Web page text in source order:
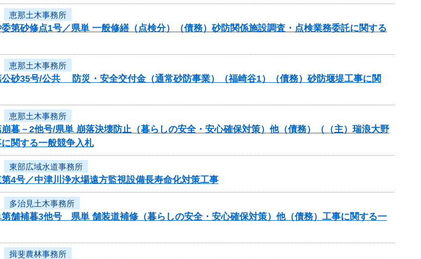
恵那土木事務所
委第砂修点1号／県単 一般修繕（点検分）（債務）砂防関係施設調査・点検業務委託に関する
恵那土木事務所
公砂35号/公共 防災・安全交付金（通常砂防事業）（福崎谷1）（債務）砂防堰堤工事に関
恵那土木事務所
崩暮－2他号/県単 崩落決壊防止（暮らしの安全・安心確保対策）他（債務）（（主）瑞浪大野
関する一般競争入札
東部広域水道事務所
第4号／中津川浄水場遠方監視設備長寿命化対策工事
多治見土木事務所
第舗補暮3他号 県単 舗装道補修（暮らしの安全・安心確保対策）他（債務）工事に関する一
揖斐農林事務所